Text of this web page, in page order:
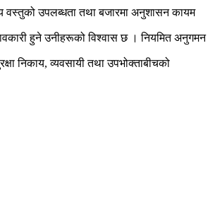
वस्तुको उपलब्धता तथा बजारमा अनुशासन कायम
हुने उनीहरूको विश्वास छ । नियमित अनुगमन
निकाय, व्यवसायी तथा उपभोक्ताबीचको